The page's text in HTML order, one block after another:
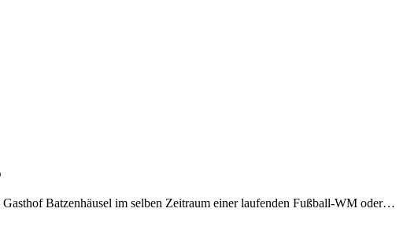
Batzenhäusel im selben Zeitraum einer laufenden Fußball-WM oder…